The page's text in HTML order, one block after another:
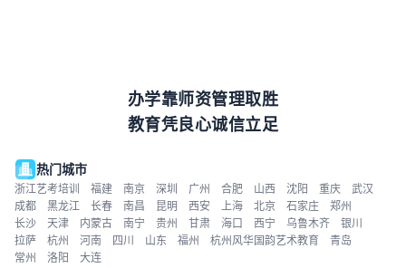
办学靠师资管理取胜
教育凭良心诚信立足
热门城市
浙江艺考培训 福建 南京 深圳 广州 合肥 山西 沈阳 重庆
武汉
成都
黑龙江 长春 南昌 昆明 西安 上海 北京 石家庄
郑州
长沙
天津 内蒙古 南宁 贵州 甘肃 海口 西宁 乌鲁木齐
银川
拉萨
杭州 河南 四川 山东 福州 杭州风华国韵艺术教育
青岛
常州
洛阳 大连